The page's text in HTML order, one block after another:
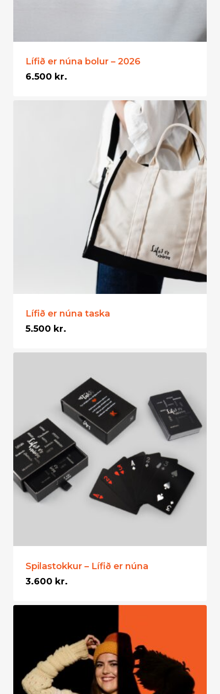
Lífið er núna bolur – 2026
6.500 kr.
Lífið er núna taska
5.500 kr.
Spilastokkur – Lífið er núna
3.600 kr.